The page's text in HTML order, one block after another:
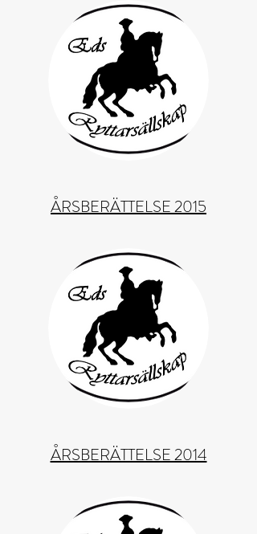
ÅRSBERÄTTELSE 2015
ÅRSBERÄTTELSE 2014